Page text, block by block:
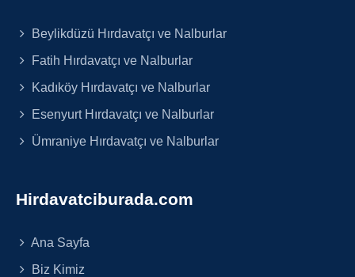
Beylikdüzü Hırdavatçı ve Nalburlar
Fatih Hırdavatçı ve Nalburlar
Kadıköy Hırdavatçı ve Nalburlar
Esenyurt Hırdavatçı ve Nalburlar
Ümraniye Hırdavatçı ve Nalburlar
Hirdavatciburada.com
Ana Sayfa
Biz Kimiz